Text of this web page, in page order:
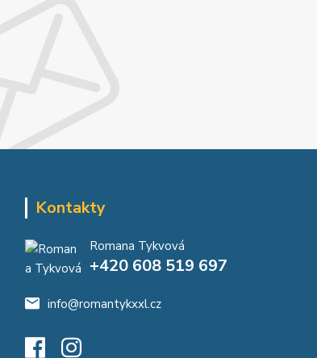
Kontakty
Romana Tykvová
+420 608 519 697
info@romantykxxl.cz